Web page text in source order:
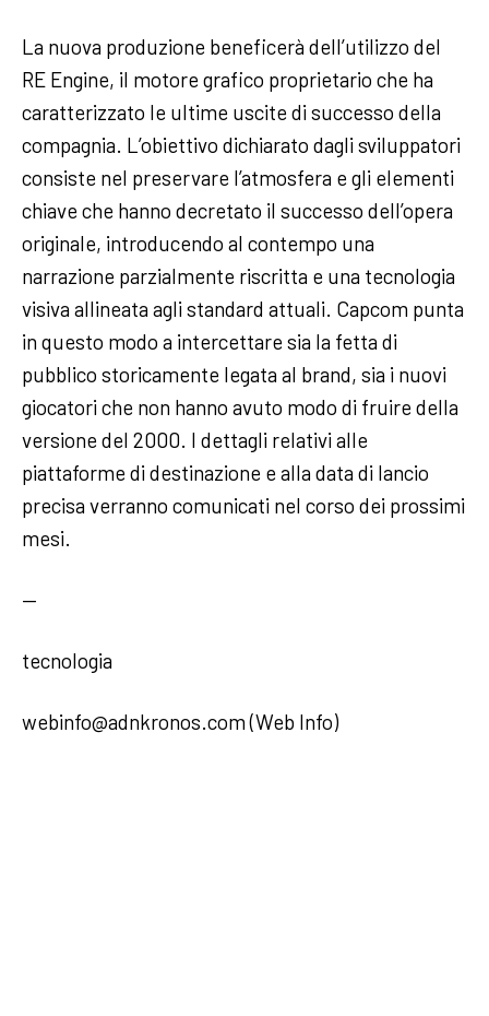
La nuova produzione beneficerà dell’utilizzo del
RE Engine, il motore grafico proprietario che ha
caratterizzato le ultime uscite di successo della
compagnia. L’obiettivo dichiarato dagli sviluppatori
consiste nel preservare l’atmosfera e gli elementi
chiave che hanno decretato il successo dell’opera
originale, introducendo al contempo una
narrazione parzialmente riscritta e una tecnologia
visiva allineata agli standard attuali. Capcom punta
in questo modo a intercettare sia la fetta di
pubblico storicamente legata al brand, sia i nuovi
giocatori che non hanno avuto modo di fruire della
versione del 2000. I dettagli relativi alle
piattaforme di destinazione e alla data di lancio
precisa verranno comunicati nel corso dei prossimi
mesi.
—
tecnologia
webinfo@adnkronos.com (Web Info)